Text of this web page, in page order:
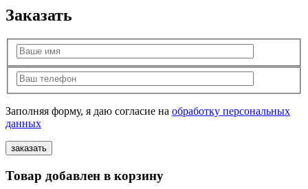
Заказать
Заполняя форму, я даю согласие на обработку персональных
данных
Товар добавлен в корзину